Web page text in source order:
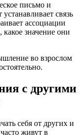
письмо и
связь
ассоциации
значение они
во взрослом
с другими
себя от других и
живут в